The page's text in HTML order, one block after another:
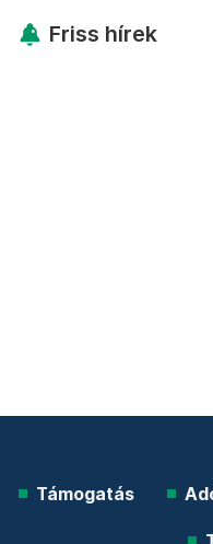
Friss hírek
Támogatás